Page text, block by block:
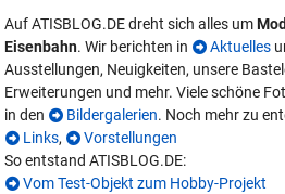
Auf ATISBLOG.DE dreht sich alles um
Eisenbahn. Wir berichten in Aktuelles
Ausstellungen, Neuigkeiten, unsere
Erweiterungen und mehr. Viele schöne
in den
Bildergalerien. Noch mehr zu
Links,
Vorstellungen
So entstand ATISBLOG.DE:
Vom Test-Objekt zum Hobby-Projekt